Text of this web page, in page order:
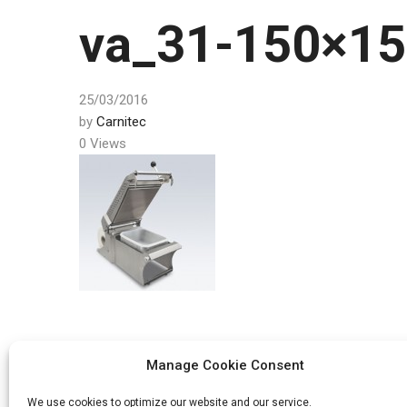
Manage Cookie Consent
We use cookies to optimize our website and our service.
va_31-
25/03/2016
by Carnitec
0 Views